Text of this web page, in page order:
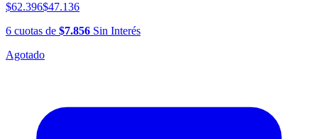
$62.396$47.136
6 cuotas de $7.856 Sin Interés
Agotado